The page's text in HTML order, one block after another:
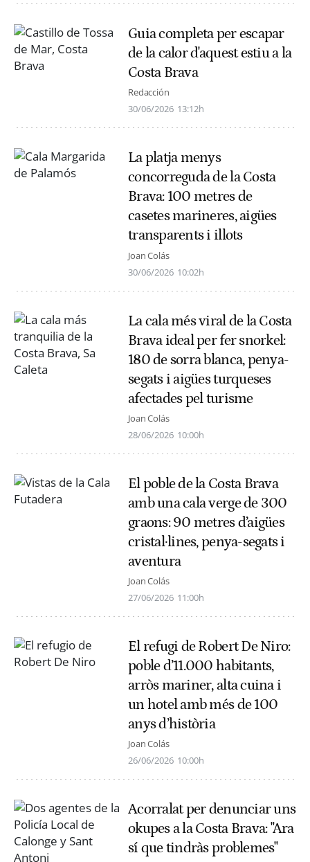
Guia completa per escapar
de la calor d'aquest estiu a la
Costa Brava
Redacción
30/06/2026 13:12h
La platja menys
concorreguda de la Costa
Brava: 100 metres de
casetes marineres, aigües
transparents i illots
Joan Colás
30/06/2026 10:02h
La cala més viral de la Costa
Brava ideal per fer snorkel:
180 de sorra blanca, penya-
segats i aigües turqueses
afectades pel turisme
Joan Colás
28/06/2026 10:00h
El poble de la Costa Brava
amb una cala verge de 300
graons: 90 metres d’aigües
cristal·lines, penya-segats i
aventura
Joan Colás
27/06/2026 11:00h
El refugi de Robert De Niro:
poble d’11.000 habitants,
arròs mariner, alta cuina i
un hotel amb més de 100
anys d’història
Joan Colás
26/06/2026 10:00h
Acorralat per denunciar uns
okupes a la Costa Brava: "Ara
sí que tindràs problemes"